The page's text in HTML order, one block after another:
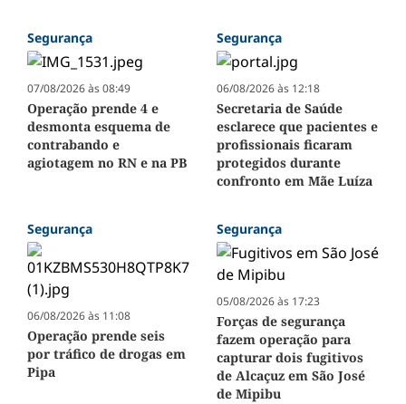
Segurança
07/08/2026 às 08:49
Operação prende 4 e
desmonta esquema de
contrabando e
agiotagem no RN e na PB
Segurança
06/08/2026 às 12:18
Secretaria de Saúde
esclarece que pacientes e
profissionais ficaram
protegidos durante
confronto em Mãe Luíza
Segurança
06/08/2026 às 11:08
Operação prende seis
por tráfico de drogas em
Pipa
Segurança
05/08/2026 às 17:23
Forças de segurança
fazem operação para
capturar dois fugitivos
de Alcaçuz em São José
de Mipibu